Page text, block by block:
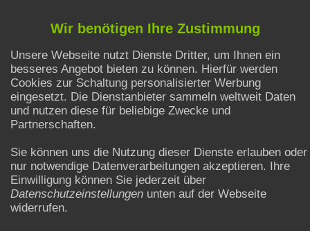
Ratgeber Chamäleons
Chamäleons - Tipps zum Terrarium
Brauchen Chamäleons UV-Licht?
Tipps zur Ernährung und Fütterung
Sind Chamäleons nachtaktiv?
Wir benötigen Ihre Zustimmung
Unsere Webseite nutzt Dienste Dritter, um Ihnen ein
besseres Angebot bieten zu können. Hierfür werden
Cookies zur Schaltung personalisierter Werbung
eingesetzt. Die Dienstanbieter sammeln weltweit Daten
und nutzen diese für beliebige Zwecke und
Partnerschaften.
Sie können uns die Nutzung dieser Dienste erlauben oder
nur notwendige Datenverarbeitungen akzeptieren. Ihre
Einwilligung können Sie jederzeit über
Datenschutzeinstellungen unten auf der Webseite
widerrufen.